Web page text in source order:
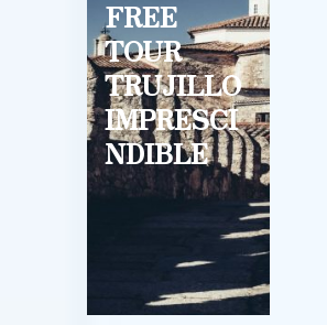
FREE
TOUR
TRUJILLO
IMPRESCI
NDIBLE